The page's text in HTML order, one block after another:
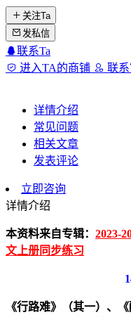
关注Ta
发私信
联系Ta
进入TA的商铺
联
详情介绍
常见问题
相关文章
发表评论
立即咨询
详情介绍
本资料来自专辑： 2023-
文上册同步练习
《行路难》（其一）、